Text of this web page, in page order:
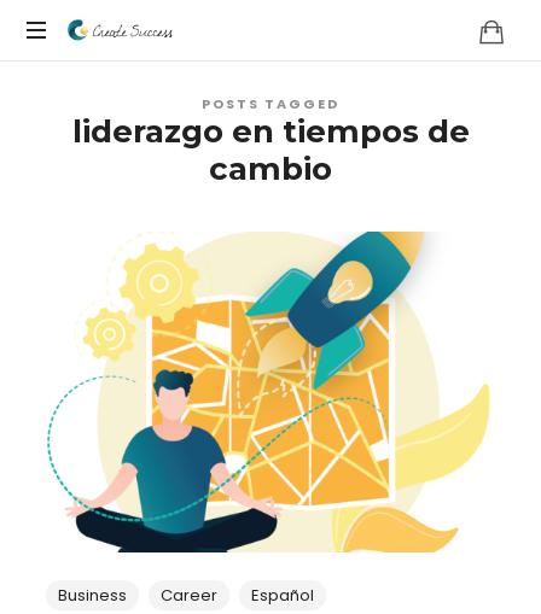
Co
Success
propios
POSTS TAGGED
liderazgo en tiempos de
cambio
Business Career
Español